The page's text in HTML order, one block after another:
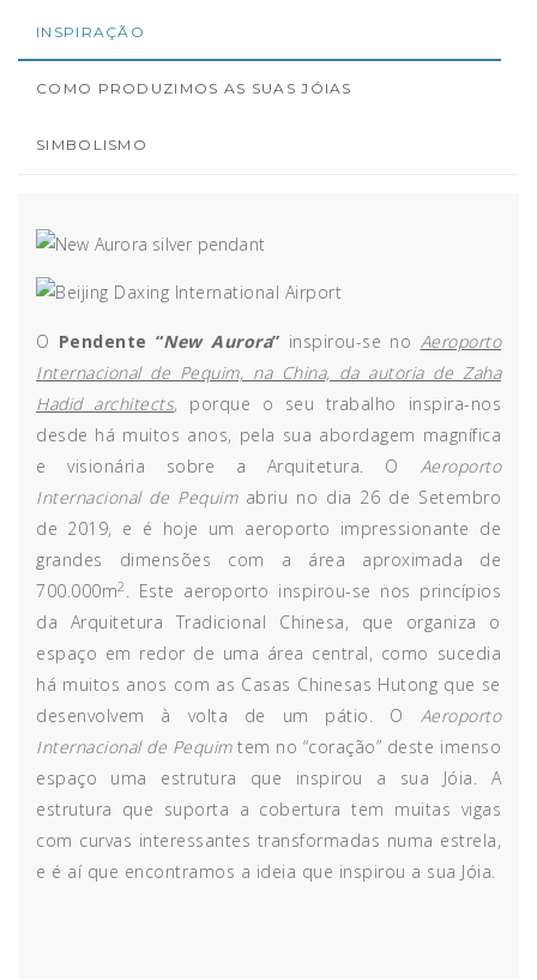
INSPIRAÇÃO
COMO PRODUZIMOS AS SUAS JÓIAS
SIMBOLISMO
O Pendente “New Aurora” inspirou-se no Aeroporto
Internacional de Pequim, na China, da autoria de Zaha
Hadid architects, porque o seu trabalho inspira-nos
desde há muitos anos, pela sua abordagem magnífica
e visionária sobre a Arquitetura. O Aeroporto
Internacional de Pequimabriu no dia 26 de Setembro
de 2019, e é hoje um aeroporto impressionante de
grandes dimensões com a área aproximada de
700.000m2 . Este aeroporto inspirou-se nos princípios
da Arquitetura Tradicional Chinesa, que organiza o
espaço em redor de uma área central, como sucedia
há muitos anos com as Casas Chinesas Hutong que se
desenvolvem à volta de um pátio. O Aeroporto
Internacional de Pequimtem no “coração” deste imenso
espaço uma estrutura que inspirou a sua Jóia. A
estrutura que suporta a cobertura tem muitas vigas
com curvas interessantes transformadas numa estrela,
e é aí que encontramos a ideia que inspirou a sua Jóia.